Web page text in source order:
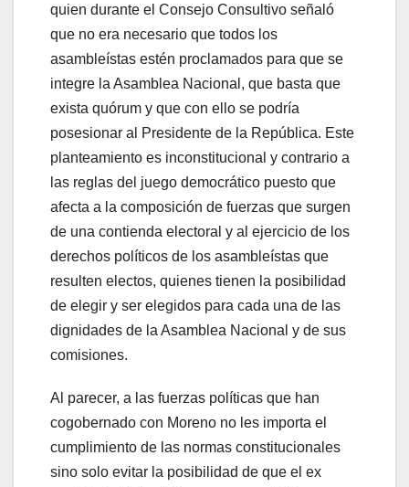
quien durante el Consejo Consultivo señaló
que no era necesario que todos los
asambleístas estén proclamados para que se
integre la Asamblea Nacional, que basta que
exista quórum y que con ello se podría
posesionar al Presidente de la República. Este
planteamiento es inconstitucional y contrario a
las reglas del juego democrático puesto que
afecta a la composición de fuerzas que surgen
de una contienda electoral y al ejercicio de los
derechos políticos de los asambleístas que
resulten electos, quienes tienen la posibilidad
de elegir y ser elegidos para cada una de las
dignidades de la Asamblea Nacional y de sus
comisiones.
Al parecer, a las fuerzas políticas que han
cogobernado con Moreno no les importa el
cumplimiento de las normas constitucionales
sino solo evitar la posibilidad de que el ex